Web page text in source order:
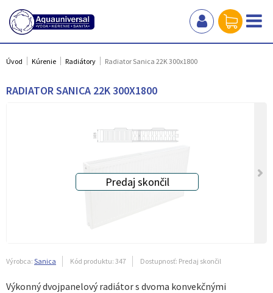
Úvod Kúrenie Radiátory Radiator Sanica 22K 300x1800
RADIATOR SANICA 22K 300X1800
Výrobca: Sanica Kód produktu: 347 Dostupnosť: Predaj skončil
Výkonný dvojpanelový radiátor s dvoma konvekčnými